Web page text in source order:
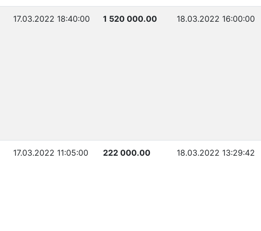
17.03.2022 18:40:00 1 520 000.00 18.03.2022 16:00:00
17.03.2022 11:05:00 222 000.00 18.03.2022 13:29:42